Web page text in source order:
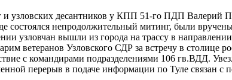
узловских десантников у КПП 51-го ПДП Валерий
состоялся непродолжительный митинг, были
узловчан вышли из города на трассу в
ветеранов Узловского СДР за встречу в столице
с командирами подразделениями 106 гв.ВДД.
перерыв в подаче информации по Туле связан с